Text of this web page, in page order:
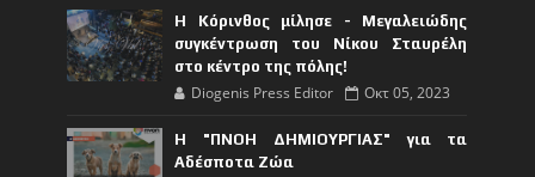
Η Κόρινθος μίλησε - Μεγαλειώδης
συγκέντρωση του Νίκου Σταυρέλη
στο κέντρο της πόλης!
Diogenis Press Editor Οκτ 05, 2023
Η "ΠΝΟΗ ΔΗΜΙΟΥΡΓΙΑΣ" για τα
Αδέσποτα Ζώα